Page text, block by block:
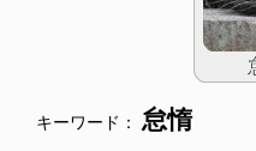
キーワード： 怠惰